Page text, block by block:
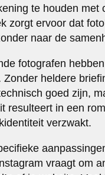
te houden met
zorgt ervoor dat
naar de
fotografen
Zonder heldere
goed zijn,
resulteert in een
verzwakt.
vraagt om